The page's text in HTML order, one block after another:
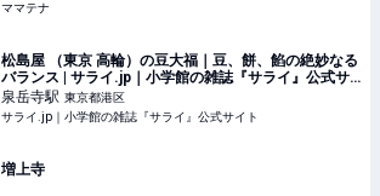
ママテナ
松島屋 （東京 高輪）の豆大福｜豆、餅、餡の絶妙なる
バランス | サライ.jp｜小学館の雑誌『サライ』公式サ
イト
泉岳寺駅 東京都港区
サライ.jp｜小学館の雑誌『サライ』公式サイト
増上寺